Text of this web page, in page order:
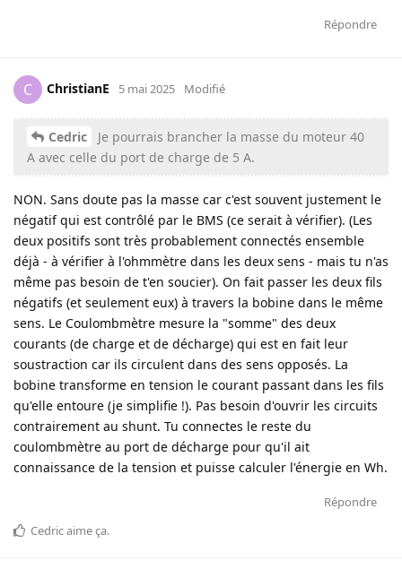
Répondre
C ChristianE 5 mai 2025 Modifié
Cedric
Je pourrais brancher la masse du moteur 40
A avec celle du port de charge de 5 A.
NON. Sans doute pas la masse car c'est souvent justement le
négatif qui est contrôlé par le BMS (ce serait à vérifier). (Les
deux positifs sont très probablement connectés ensemble
déjà - à vérifier à l'ohmmètre dans les deux sens - mais tu n'as
même pas besoin de t'en soucier). On fait passer les deux fils
négatifs (et seulement eux) à travers la bobine dans le même
sens. Le Coulombmètre mesure la "somme" des deux
courants (de charge et de décharge) qui est en fait leur
soustraction car ils circulent dans des sens opposés. La
bobine transforme en tension le courant passant dans les fils
qu'elle entoure (je simplifie !). Pas besoin d'ouvrir les circuits
contrairement au shunt. Tu connectes le reste du
coulombmètre au port de décharge pour qu'il ait
connaissance de la tension et puisse calculer l'énergie en Wh.
Répondre
Cedricaime ça.